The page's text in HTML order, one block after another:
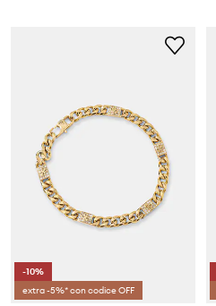
-10%
extra -5%* con codice OFF